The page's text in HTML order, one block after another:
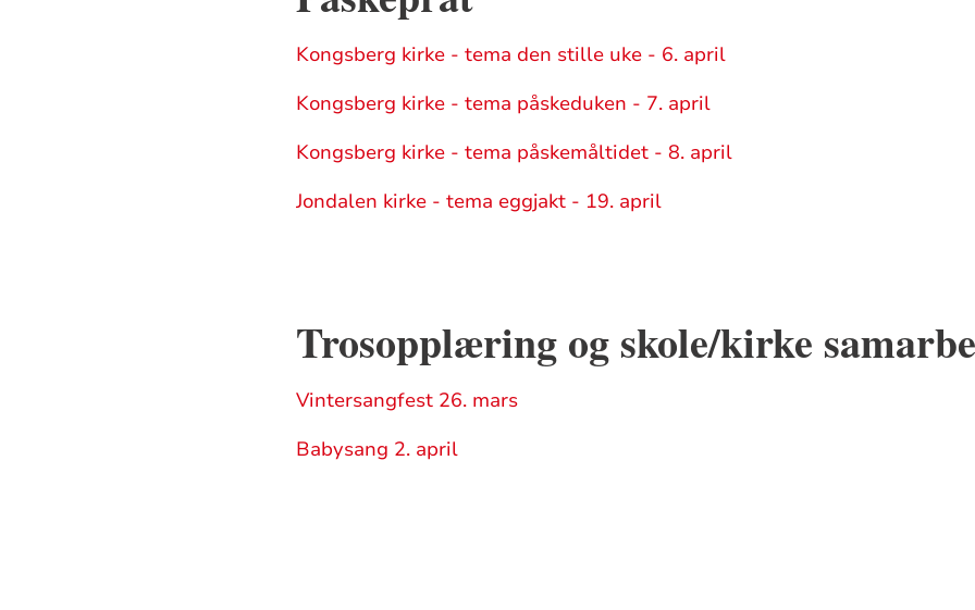
Kongsberg kirke - tema den stille uke - 6. april
Kongsberg kirke - tema påskeduken - 7. april
Kongsberg kirke - tema påskemåltidet - 8. april
Jondalen kirke - tema eggjakt - 19. april
Trosopplæring og skole/kirke
Vintersangfest 26. mars
Babysang 2. april